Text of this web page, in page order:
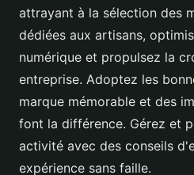
attrayant à la sélection des
dédiées aux artisans,
numérique et propulsez la
entreprise. Adoptez les
marque mémorable et des
font la différence. Gérez et
activité avec des conseils
expérience sans faille.